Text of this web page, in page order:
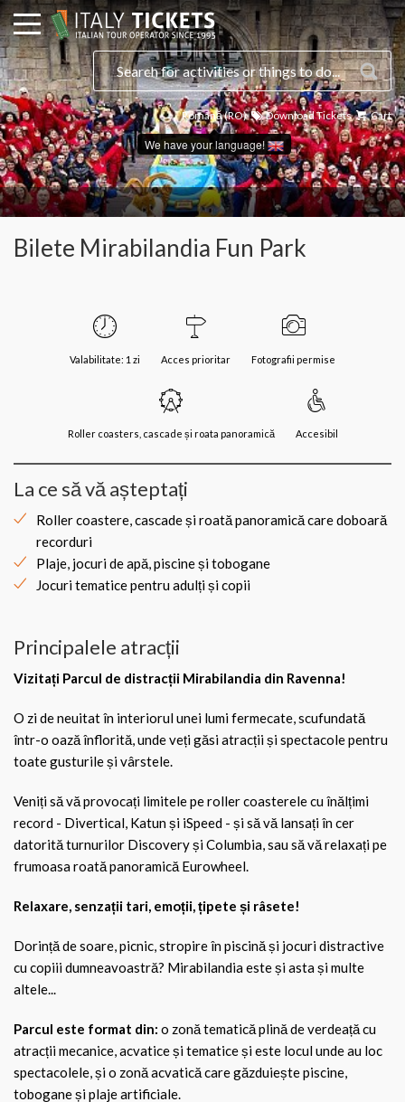
Română (RO)
We have your language!
Download Tickets Cart
Bilete Mirabilandia Fun Park
Valabilitate: 1 zi Acces prioritar Fotografii permise
Roller coasters, cascade și roata panoramică Accesibil
La ce să vă așteptați
Roller coastere, cascade și roată panoramică care doboară
recorduri
Plaje, jocuri de apă, piscine și tobogane
Jocuri tematice pentru adulți și copii
Principalele atracții
Vizitați Parcul de distracții Mirabilandia din Ravenna!
O zi de neuitat în interiorul unei lumi fermecate, scufundată
într-o oază înflorită, unde veți găsi atracții și spectacole pentru
toate gusturile și vârstele.
Veniți să vă provocați limitele pe roller coasterele cu înălțimi
record - Divertical, Katun și iSpeed - și să vă lansați în cer
datorită turnurilor Discovery și Columbia, sau să vă relaxați pe
frumoasa roată panoramică Eurowheel.
Relaxare, senzații tari, emoții, țipete și râsete!
Dorință de soare, picnic, stropire în piscină și jocuri distractive
cu copiii dumneavoastră? Mirabilandia este și asta și multe
altele...
Parcul este format din: o zonă tematică plină de verdeață cu
atracții mecanice, acvatice și tematice și este locul unde au loc
spectacolele, și o zonă acvatică care găzduiește piscine,
tobogane și plaje artificiale.